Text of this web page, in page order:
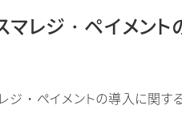
マレジ・ペイメン
ジ・ペイメントの導入に関す